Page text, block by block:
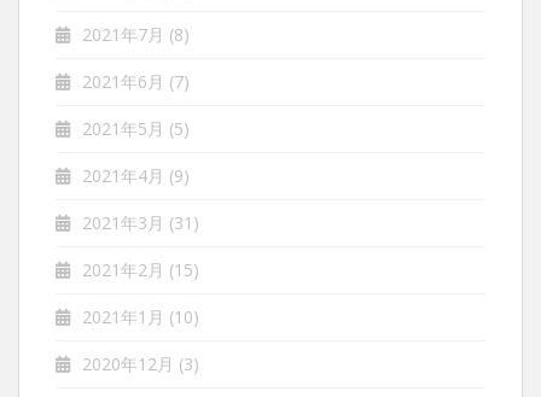
2021年7月 (8)
2021年6月 (7)
2021年5月 (5)
2021年4月 (9)
2021年3月 (31)
2021年2月 (15)
2021年1月 (10)
2020年12月 (3)